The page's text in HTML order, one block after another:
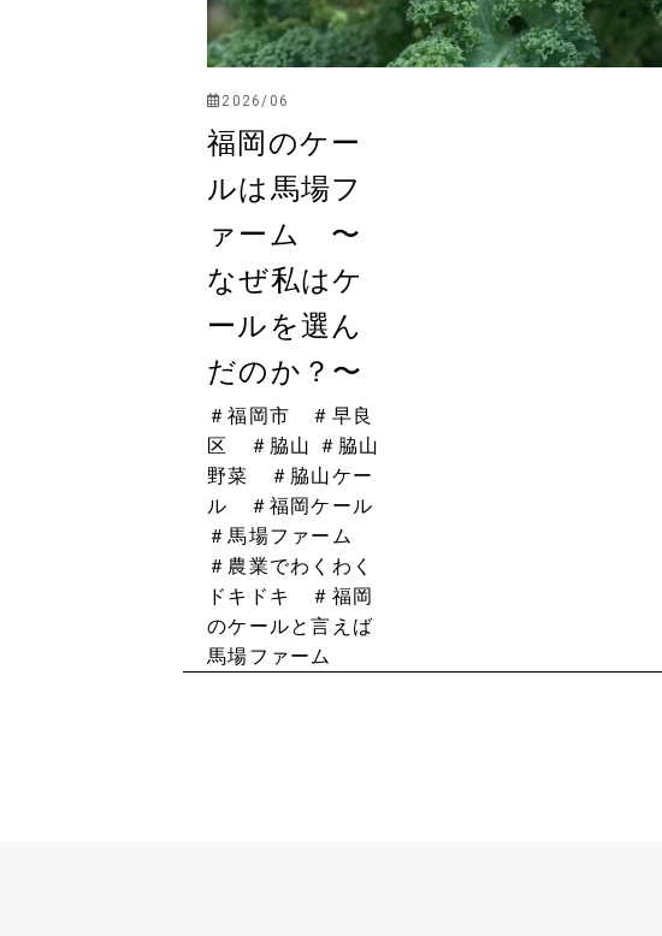
2026/06
福岡のケー
ルは馬場フ
ァーム 〜
なぜ私はケ
ールを選ん
だのか？〜
＃福岡市 ＃早良
区 ＃脇山
＃脇山
野菜 ＃脇山ケー
ル ＃福岡ケール
＃馬場ファーム
＃農業でわくわく
ドキドキ ＃福岡
のケールと言えば
馬場ファーム